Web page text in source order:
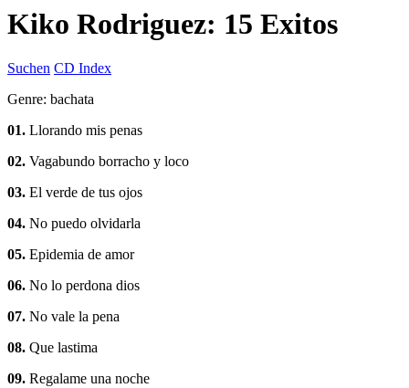
Kiko Rodriguez: 15 Exitos
Suchen CD Index
Genre: bachata
01. Llorando mis penas
02. Vagabundo borracho y loco
03. El verde de tus ojos
04. No puedo olvidarla
05. Epidemia de amor
06. No lo perdona dios
07. No vale la pena
08. Que lastima
09. Regalame una noche